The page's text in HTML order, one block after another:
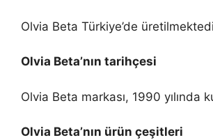
Olvia Beta Türkiye’de
Olvia Beta’nın tarihçesi
Olvia Beta markası, 1990 yılında
Olvia Beta’nın ürün çeşitleri